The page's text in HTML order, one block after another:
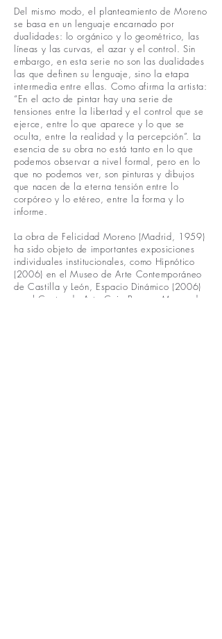
Del mismo modo, el planteamiento de Moreno
se basa en un lenguaje encarnado por
dualidades: lo orgánico y lo geométrico, las
líneas y las curvas, el azar y el control. Sin
embargo, en esta serie no son las dualidades
las que definen su lenguaje, sino la etapa
intermedia entre ellas. Como afirma la artista:
“En el acto de pintar hay una serie de
tensiones entre la libertad y el control que se
ejerce, entre lo que aparece y lo que se
oculta, entre la realidad y la percepción”. La
esencia de su obra no está tanto en lo que
podemos observar a nivel formal, pero en lo
que no podemos ver, son pinturas y dibujos
que nacen de la eterna tensión entre lo
corpóreo y lo etéreo, entre la forma y lo
informe.
La obra de Felicidad Moreno (Madrid, 1959)
ha sido objeto de importantes exposiciones
individuales institucionales, como Hipnótico
(2006) en el Museo de Arte Contemporáneo
de Castilla y León, Espacio Dinámico (2006)
en el Centro de Arte Caja Burgos, Museo de